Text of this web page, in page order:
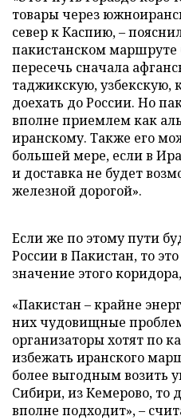
товары через
север к Каспию, –
пакистанском
пересечь сначала
таджикскую, узбекскую,
доехать до России. Но
вполне приемлем как
иранскому. Также его
большей мере, если в
и доставка не будет
железной дорогой».
Если же по этому пути
России в Пакистан, то
значение этого
«Пакистан – крайне
них чудовищные
организаторы хотят по
избежать иранского
более выгодным возить
Сибири, из Кемерово, то
вполне подходит», –